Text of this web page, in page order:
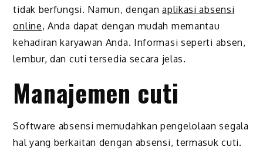
tidak berfungsi. Namun, denganaplikasi absensi
online, Anda dapat dengan mudah memantau
kehadiran karyawan Anda. Informasi seperti absen,
lembur, dan cuti tersedia secara jelas.
Manajemen cuti
Software absensi memudahkan pengelolaan segala
hal yang berkaitan dengan absensi, termasuk cuti.